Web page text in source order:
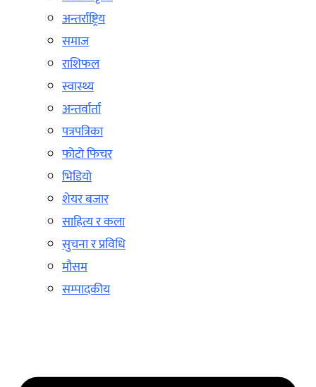
अन्तर्राष्ट्रिय
समाज
राशिफल
स्वास्थ्य
अन्तर्वार्ता
पत्रपत्रिका
फोटो फिचर
भिडियो
शेयर बजार
साहित्य र कला
सुचना र प्रविधि
मौसम
सम्पादकीय